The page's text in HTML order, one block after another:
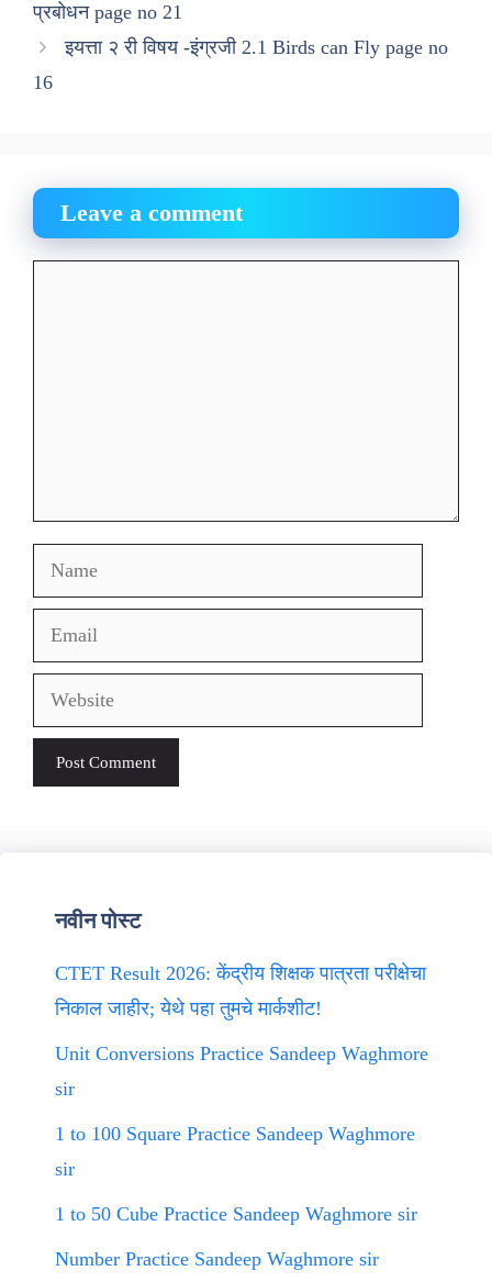
प्रबोधन page no 21
इयत्ता २ री विषय -इंग्रजी 2.1 Birds can Fly page no
16
Leave a comment
Name
Email
Website
नवीन पोस्ट
CTET Result 2026: केंद्रीय शिक्षक पात्रता परीक्षेचा
निकाल जाहीर; येथे पहा तुमचे मार्कशीट!
Unit Conversions Practice Sandeep Waghmore
sir
1 to 100 Square Practice Sandeep Waghmore
sir
1 to 50 Cube Practice Sandeep Waghmore sir
Number Practice Sandeep Waghmore sir